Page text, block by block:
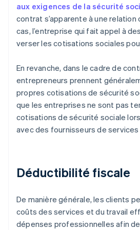
aux exigences de la sécurité
contrat s’apparente à une relation
cas, l’entreprise qui fait appel à
verser les cotisations sociales
En revanche, dans le cadre de
entrepreneurs prennent
propres cotisations de sécurité
que les entreprises ne sont pas
cotisations de sécurité sociale
avec des fournisseurs de
Déductibilité fiscale
De manière générale, les clients
coûts des services et du travail
dépenses professionnelles afin